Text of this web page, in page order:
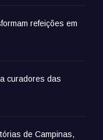
refeições em
curadores das
de Campinas,